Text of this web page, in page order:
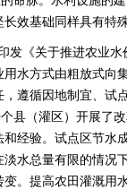
效基础同样具有特
《关于推进农业水
水方式由粗放式向
遵循因地制宜、试
县（灌区）开展了
经验。试点区节水
水总量有限的情况
。提高农田灌溉用